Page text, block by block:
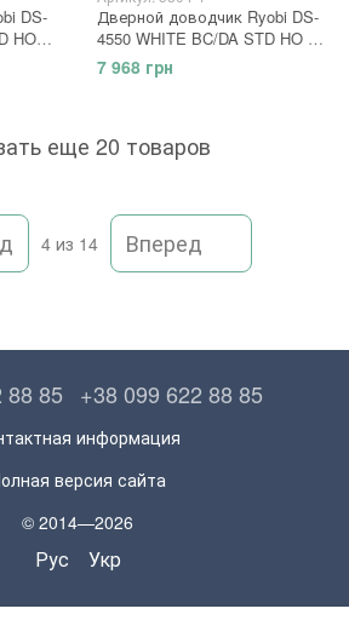
DS-
HO
Дверной доводчик Ryobi DS-
4550 WHITE BC/DA STD HO EN
2-7+
7 968 грн
еще 20 товаров
4 из 14 Вперед
88 85 +38 099 622 88 85
информация
версия сайта
© 2014—2026
Рус Укр